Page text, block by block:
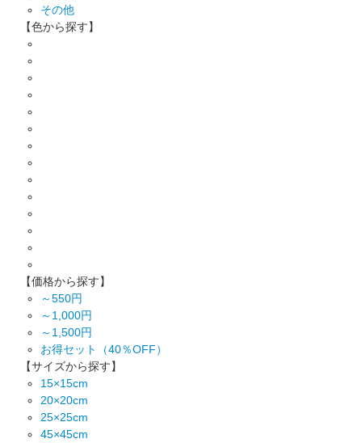
その他
【色から探す】
【価格から探す】
～550円
～1,000円
～1,500円
お得セット（40％OFF）
【サイズから探す】
15×15cm
20×20cm
25×25cm
45×45cm